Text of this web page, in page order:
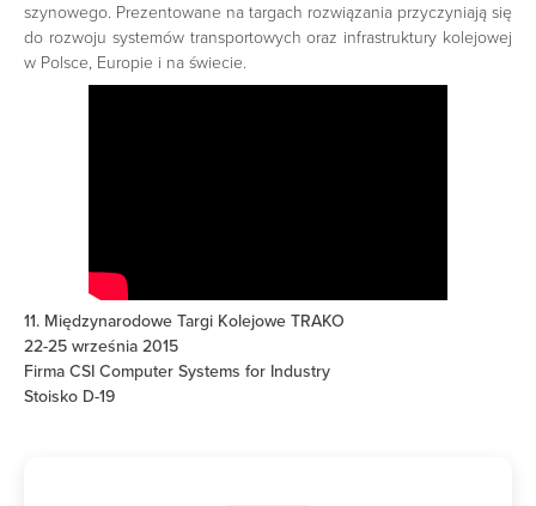
szynowego. Prezentowane na targach rozwiązania przyczyniają się
do rozwoju systemów transportowych oraz infrastruktury kolejowej
w Polsce, Europie i na świecie.
11. Międzynarodowe Targi Kolejowe TRAKO
22-25 września 2015
Firma CSI Computer Systems for Industry
Stoisko D-19